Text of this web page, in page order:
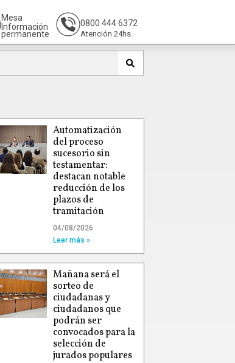
Mesa
Información
permanente
0800 444 6372
Atención 24hs.
Automatización
del proceso
sucesorio sin
testamentar:
destacan notable
reducción de los
plazos de
tramitación
04/08/2026
Leer más »
Mañana será el
sorteo de
ciudadanas y
ciudadanos que
podrán ser
convocados para la
selección de
jurados populares